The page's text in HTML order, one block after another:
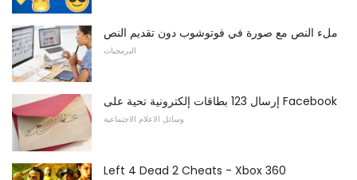
ملء النص مع صورة في فوتوشوب دون تقديم النص
البرمجيات
إرسال 123 بطاقات إلكترونية تحية على Facebook
وسائل الاعلام الاجتماعية
Left 4 Dead 2 Cheats - Xbox 360